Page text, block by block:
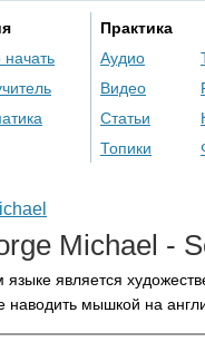
начать
Практика
Аудио
Видео
Статьи
Топики
Michael -
является
мышкой на